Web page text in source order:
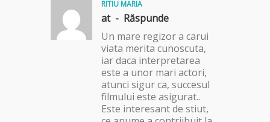
RITIU MARIA
at - Răspunde
Un mare regizor a carui
viata merita cunoscuta,
iar daca interpretarea
este a unor mari actori,
atunci sigur ca, succesul
filmului este asigurat..
Este interesant de stiut,